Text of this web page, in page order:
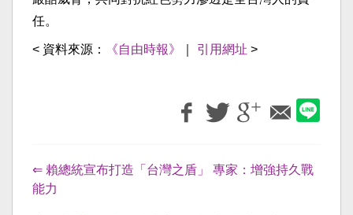
任。
< 資料來源： 《自由時報》 引用網址 >
⇐ 賴總統宣布打造「台灣之盾」 專家：增強持久戰
能力